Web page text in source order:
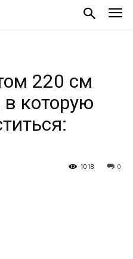
220 см
которую
0
1018